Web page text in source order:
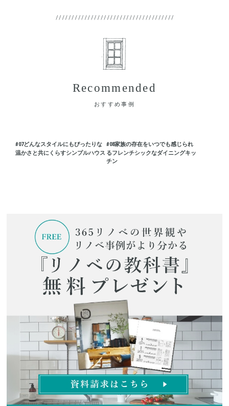
Recommended
おすすめ事例
#07どんなスタイルにもぴったりな
温かさと共にくらすシンプルハウス
#08家族の存在をいつでも感じられ
るフレンチシックなダイニングキッ
チン